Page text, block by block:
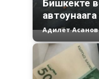
Бишкекте
Адилет Асанов